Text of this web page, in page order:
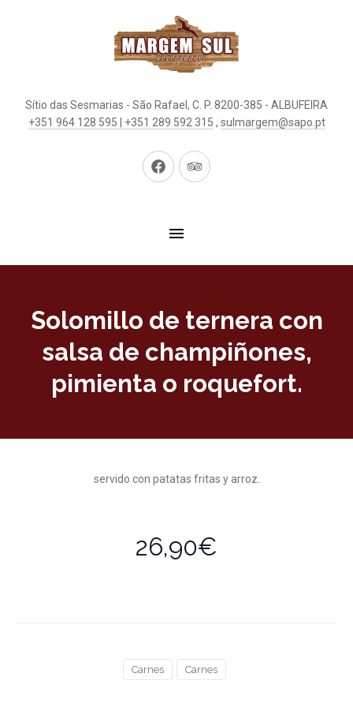
Sítio das Sesmarias - São Rafael, C. P. 8200-385 - ALBUFEIRA
+351 964 128 595 | +351 289 592 315 , sulmargem@sapo.pt
New
New
Solomillo de ternera con
salsa de champiñones,
pimienta o roquefort.
servido con patatas fritas y arroz.
26,90€
Carnes Carnes